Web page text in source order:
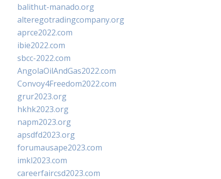
balithut-manado.org
alteregotradingcompany.org
aprce2022.com
ibie2022.com
sbcc-2022.com
AngolaOilAndGas2022.com
Convoy4Freedom2022.com
grur2023.org
hkhk2023.org
napm2023.org
apsdfd2023.org
forumausape2023.com
imkl2023.com
careerfaircsd2023.com